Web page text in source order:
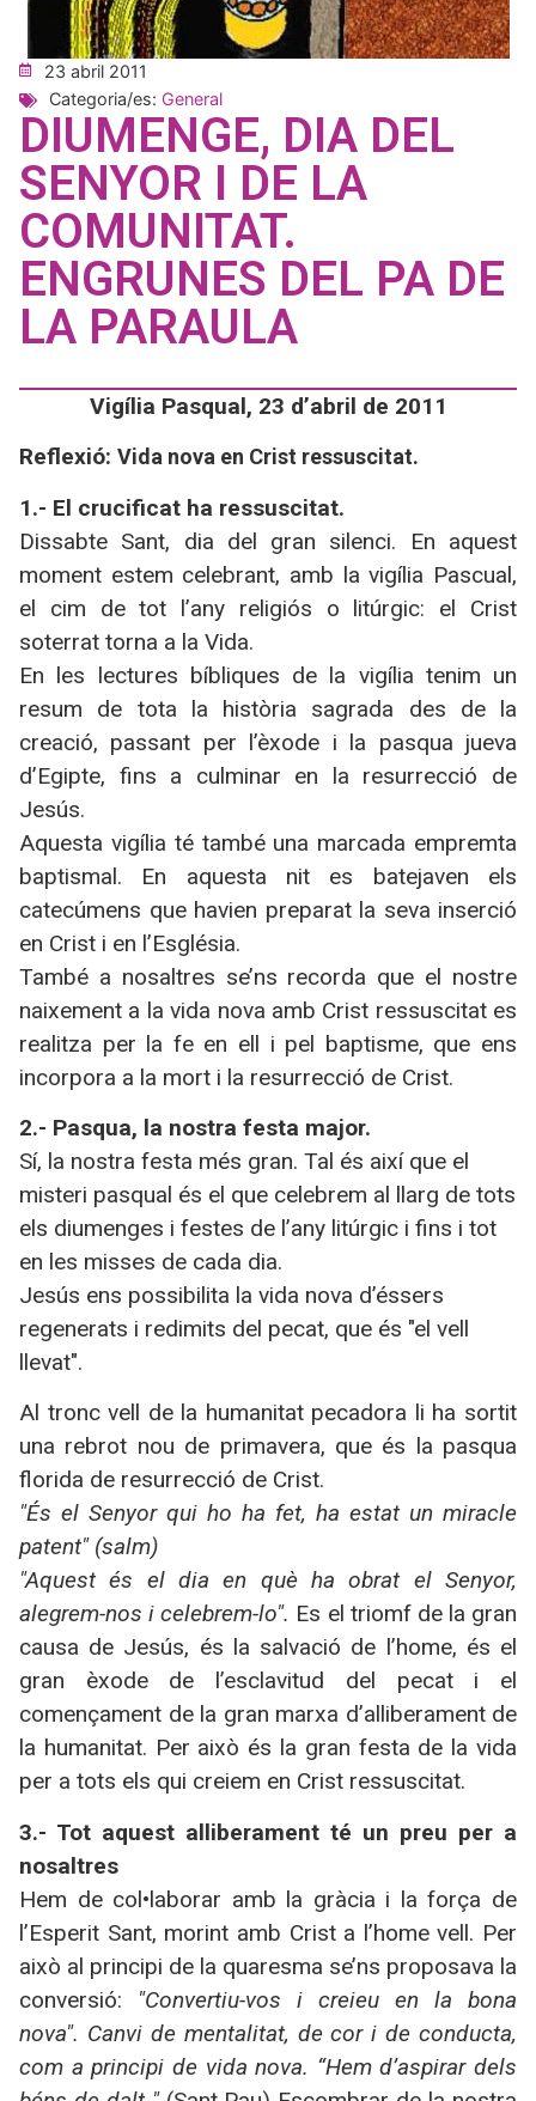
23 abril 2011
Categoria/es: General
DIUMENGE, DIA DEL
SENYOR I DE LA
COMUNITAT.
ENGRUNES DEL PA DE
LA PARAULA
Vigília Pasqual, 23 d’abril de 2011
Reflexió: Vida nova en Crist ressuscitat.
1.- El crucificat ha ressuscitat.
Dissabte Sant, dia del gran silenci. En aquest
moment estem celebrant, amb la vigília Pascual,
el cim de tot l’any religiós o litúrgic: el Crist
soterrat torna a la Vida.
En les lectures bíbliques de la vigília tenim un
resum de tota la història sagrada des de la
creació, passant per l’èxode i la pasqua jueva
d’Egipte, fins a culminar en la resurrecció de
Jesús.
Aquesta vigília té també una marcada empremta
baptismal. En aquesta nit es batejaven els
catecúmens que havien preparat la seva inserció
en Crist i en l’Església.
També a nosaltres se’ns recorda que el nostre
naixement a la vida nova amb Crist ressuscitat es
realitza per la fe en ell i pel baptisme, que ens
incorpora a la mort i la resurrecció de Crist.
2.- Pasqua, la nostra festa major.
Sí, la nostra festa més gran. Tal és així que el
misteri pasqual és el que celebrem al llarg de tots
els diumenges i festes de l’any litúrgic i fins i tot
en les misses de cada dia.
Jesús ens possibilita la vida nova d’éssers
regenerats i redimits del pecat, que és "el vell
llevat".
Al tronc vell de la humanitat pecadora li ha sortit
una rebrot nou de primavera, que és la pasqua
florida de resurrecció de Crist.
"És el Senyor qui ho ha fet, ha estat un miracle
patent" (salm)
"Aquest és el dia en què ha obrat el Senyor,
alegrem-nos i celebrem-lo". Es el triomf de la gran
causa de Jesús, és la salvació de l’home, és el
gran èxode de l’esclavitud del pecat i el
començament de la gran marxa d’alliberament de
la humanitat. Per això és la gran festa de la vida
per a tots els qui creiem en Crist ressuscitat.
3.- Tot aquest alliberament té un preu per a
nosaltres
Hem de col•laborar amb la gràcia i la força de
l’Esperit Sant, morint amb Crist a l’home vell. Per
això al principi de la quaresma se’ns proposava la
conversió: "Convertiu-vos i creieu en la bona
nova". Canvi de mentalitat, de cor i de conducta,
com a principi de vida nova. “Hem d’aspirar dels